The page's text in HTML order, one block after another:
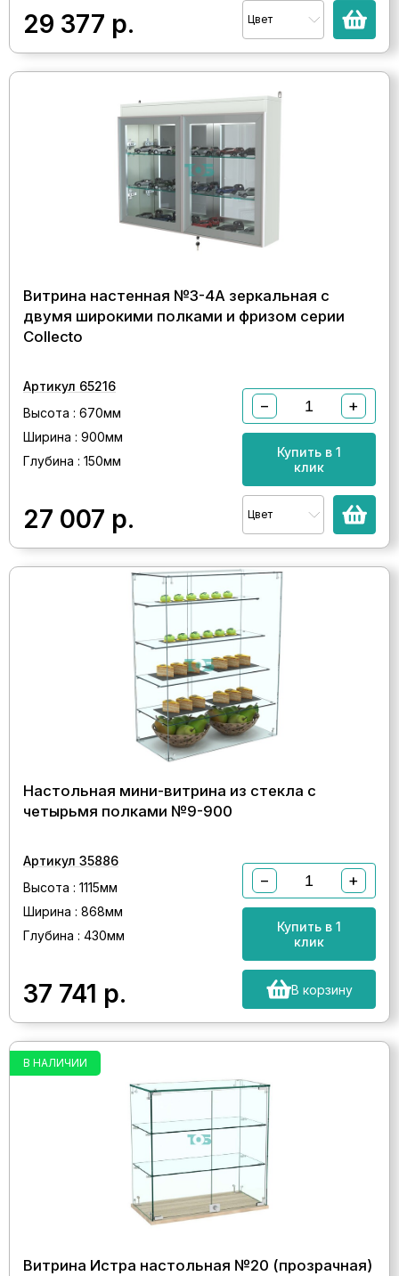
29 377 р. Цвет
Витрина настенная №3-4А зеркальная с
двумя широкими полками и фризом серии
Collecto
Артикул 65216
Высота : 670мм
Ширина : 900мм
Глубина : 150мм
27 007 р.
− +
Купить в 1
клик
Цвет
Настольная мини-витрина из стекла с
четырьмя полками №9-900
Артикул 35886
Высота : 1115мм
Ширина : 868мм
Глубина : 430мм
37 741 р.
− +
Купить в 1
клик
В корзину
В НАЛИЧИИ
Витрина Истра настольная №20 (прозрачная)